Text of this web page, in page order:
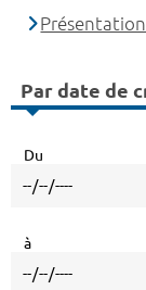
Par date de
Du
à